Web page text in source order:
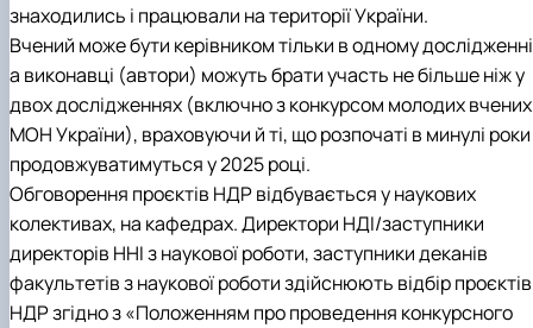
знаходились і працювали на території України.
Вчений може бути керівником тільки в одному
а виконавці (автори) можуть брати участь не більше ніж у
двох дослідженнях (включно з конкурсом молодих вчених
МОН України), враховуючи й ті, що розпочаті в минулі роки
продовжуватимуться у 2025 році.
Обговорення проєктів НДР відбувається у наукових
колективах, на кафедрах. Директори НДІ/заступники
директорів ННІ з наукової роботи, заступники деканів
факультетів з наукової роботи здійснюють відбір проєктів
НДР згідно з «Положенням про проведення конкурсного